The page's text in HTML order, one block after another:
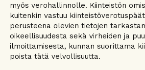
myös verohallinnolle. Kiinteistön
kuitenkin vastuu
perusteena olevien tietojen
oikeellisuudesta sekä virheiden ja
ilmoittamisesta, kunnan suorittama
poista tätä velvollisuutta.